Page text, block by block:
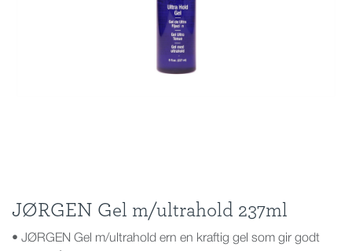
JØRGEN Gel m/ultrahold 237ml
• JØRGEN Gel m/ultrahold ern en kraftig gel som gir godt